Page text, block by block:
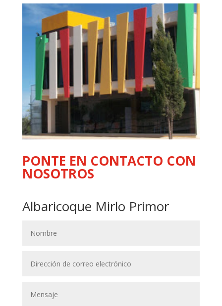
PONTE EN CONTACTO CON
NOSOTROS
Albaricoque Mirlo Primor